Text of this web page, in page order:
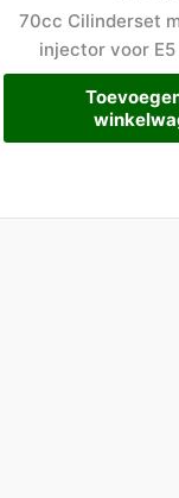
70cc Cilinderset
injector voor